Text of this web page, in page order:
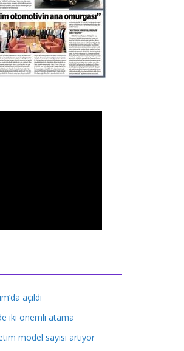
açıldı
iki önemli atama
model sayısı artıyor